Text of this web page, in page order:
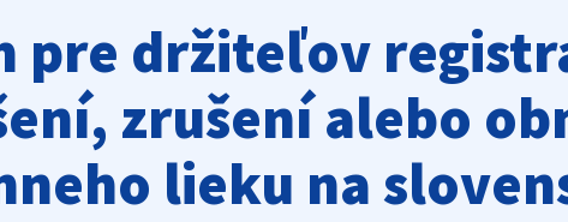
pre držiteľov
zrušení alebo
lieku na